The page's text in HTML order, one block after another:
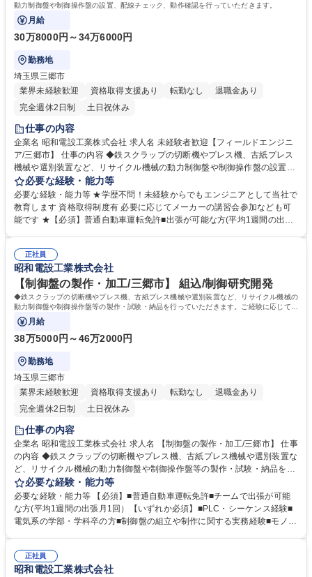
動力制御盤や制御操作盤の設置、配線チェック、動作確認を行っていただきます。
月給
30万8000円～34万6000円
勤務地
埼玉県三郷市
業界未経験歓迎
資格取得支援あり 転勤なし
退職金あり
完全週休2日制
土日祝休み
仕事の内容
企業名 昭和電設工業株式会社 求人名 未経験者歓迎【フィールドエンジニ
ア/三郷市】 仕事の内容 ◆鉄スクラップの切断機やプレス機、古紙プレス
機械や選別装置など、リサイクル機械の動力制御盤や制御操作盤の設置、
配線チェック、動作確認を行っていただきます。 （具体的な業務内容）※
建物の改変を伴う業務はありません ■必要な電線やその他材料の調達 ■機
械配線チェック・修正 ■工事完了後のメンテナンス ※興味があれば、設計
や制御盤の製作、メンテナンス（不具合対応）など別のセクションにもチ
必要な経験・能力等
必要な経験・能力等 ★学歴不問！未経験からでもエンジニアとして当社で
教育します 資格取得制度有 必要に応じてメーカーの講習会参加なども可
能です ★【必須】普通自動車運転免許■出張が可能な方(平均1週間の出張
リアが拡大しているため、平均１泊～４泊程度の出張が発生します 学歴・
資格 学歴：大学 高専 短大 専修学校 高校 語学力： 資格：第一種電気工事
士 第二種電気工事士 第一種運転免許普通自動車
正社員
昭和電設工業株式会社
【制御盤の製作・加工/三郷市】 組込/制御研究開発
◆鉄スクラップの切断機やプレス機、古紙プレス機械や選別装置など、リサイクル機械の
動力制御盤や制御操作盤等の製作・試験・納品を行っていただきます。ご経験に応じて組
織の取りまとめをお任せします。
月給
38万5000円～46万2000円
勤務地
埼玉県三郷市
業界未経験歓迎
資格取得支援あり 転勤なし
退職金あり
完全週休2日制
土日祝休み
仕事の内容
企業名 昭和電設工業株式会社 求人名 【制御盤の製作・加工/三郷市】 仕事
の内容 ◆鉄スクラップの切断機やプレス機、古紙プレス機械や選別装置な
ど、リサイクル機械の動力制御盤や制御操作盤等の製作・試験・納品を行
っていただきます。ご経験に応じて組織の取りまとめをお任せします。
（具体的な業務内容） ※建物の改変を伴う業務はございません。 ■必要な
電線やその他材料の調達と組立 : 図面に基づいて必要な材料を調達し、図
面に沿って部品の配置・取付け作業を行う ■配線作業 : 制御盤内部の動力
必要な経験・能力等
必要な経験・能力等 【必須】■普通自動車運転免許■チームで出張が可能
な方(平均1週間の出張月1回）【いずれか必須】■PLC・シーケンス経験■
電気系の学部・学科卒の方■制御盤の組立や制作に関する実務経験■モノづ
れているため、対応エリアが拡大しており、国内、北海道、静岡、北陸、
愛知県、大阪、九州まで実績があります。【入社後】チームで1案件を担
正社員
昭和電設工業株式会社